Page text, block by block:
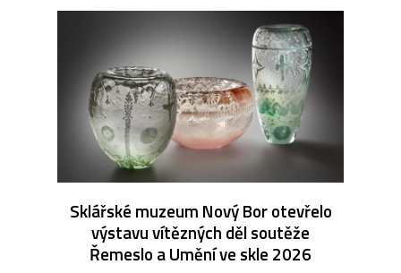
Sklářské muzeum Nový Bor otevřelo
výstavu vítězných děl soutěže
Řemeslo a Umění ve skle 2026